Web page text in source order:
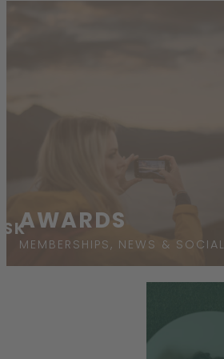
ASKAWARDS
MEMBERSHIPS, NEWS & SOCIAL